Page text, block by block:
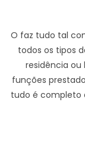
O faz tudo tal
todos os tipos
residência
funções
tudo é completo